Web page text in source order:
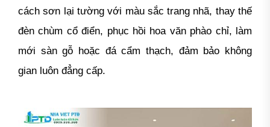
cách sơn lại tường với màu sắc trang nhã, thay thế
đèn chùm cổ điển, phục hồi hoa văn phào chỉ, làm
mới sàn gỗ hoặc đá cẩm thạch, đảm bảo không
gian luôn đẳng cấp.